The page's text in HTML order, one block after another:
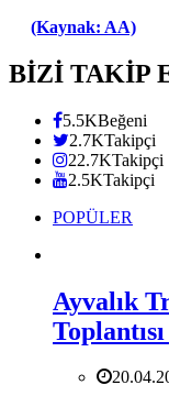
(Kaynak: AA)
BİZİ TAKİP
5.5KBeğeni
2.7KTakipçi
22.7KTakipçi
2.5KTakipçi
POPÜLER
Ayvalık